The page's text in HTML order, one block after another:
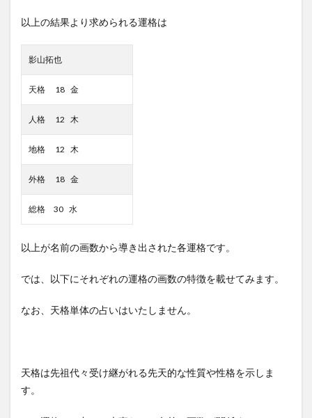
以上の結果より求められる運格は
影山拓也
天格 18 金
人格 12 木
地格 12 木
外格 18 金
総格 30 水
以上が名前の画数から導き出された各運格です。
では、以下にそれぞれの運格の画数の特徴を載せてみます。
なお、天格単体の占いはいたしません。
天格は先祖代々受け継がれる先天的な性質や性格を示しま
す。